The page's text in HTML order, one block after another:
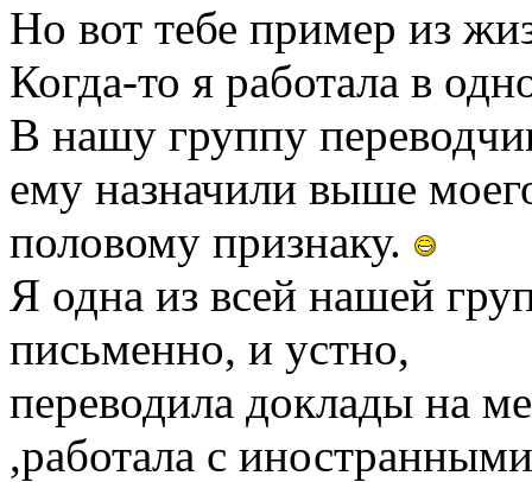
Но вот тебе пример из
Когда-то я работала в
В нашу группу
ему назначили выше
половому признаку.
Я одна из всей нашей
письменно, и устно,
переводила доклады на
,работала с